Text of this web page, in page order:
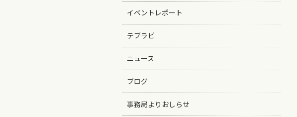
イベントレポート
テブラビ
ニュース
ブログ
事務局よりおしらせ